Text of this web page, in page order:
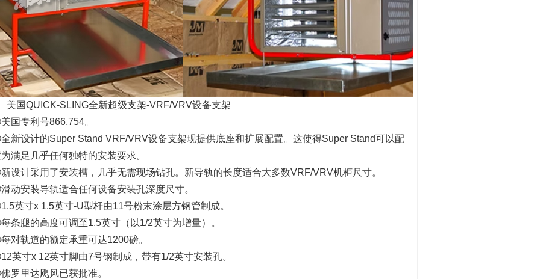
美国QUICK-SLING全新超级支架-VRF/VRV设备支架
国专利号866,754。
新设计的Super Stand VRF/VRV设备支架现提供底座和扩展配置。这使得Super Stand可以配
满足几乎任何独特的安装要求。
设计采用了安装槽，几乎无需现场钻孔。新导轨的长度适合大多数VRF/VRV机柜尺寸。
动安装导轨适合任何设备安装孔深度尺寸。
英寸x 1.5英寸-U型杆由11号粉末涂层方钢管制成。
条腿的高度可调至1.5英寸（以1/2英寸为增量）。
对轨道的额定承重可达1200磅。
英寸x 12英寸脚由7号钢制成，带有1/2英寸安装孔。
罗里达飓风已获批准。